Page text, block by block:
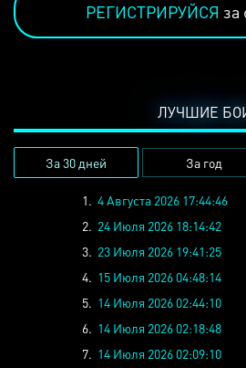
РЕГИСТРИРУЙСЯ за
ЛУЧШИЕ
За 30 дней За год
1. 4 Августа 2026 17:44:46
2. 24 Июля 2026 18:14:42
3. 23 Июля 2026 19:41:25
4. 15 Июля 2026 04:48:14
5. 14 Июля 2026 02:44:10
6. 14 Июля 2026 02:18:48
7. 14 Июля 2026 02:09:10